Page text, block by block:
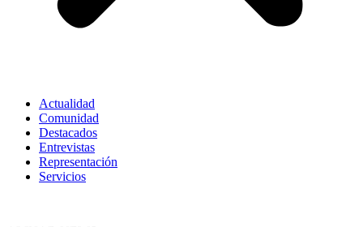
Actualidad
Comunidad
Destacados
Entrevistas
Representación
Servicios